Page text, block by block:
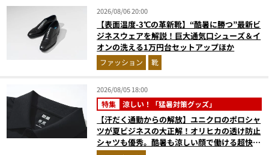
2026/08/06 20:00
【表面温度-3℃の革新靴】“酷暑に勝つ”最新ビ
ジネスウェアを解説！巨大通気口シューズ＆イ
オンの洗える1万円台セットアップほか
ファッション 靴
2026/08/05 18:00
特集 涼しい！「猛暑対策グッズ」
【汗だく通勤からの解放】ユニクロのポロシャ
ツが夏ビジネスの大正解！オリヒカの透け防止
シャツも優秀。酷暑も涼しい顔で働ける超快適